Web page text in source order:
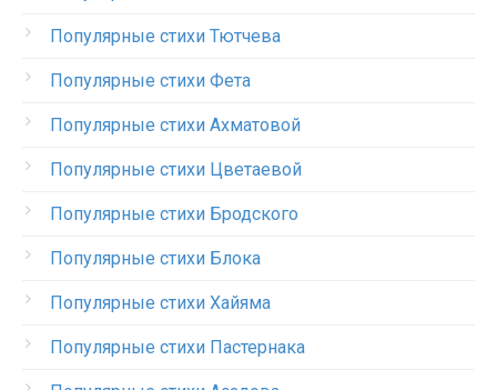
Популярные стихи Тютчева
Популярные стихи Фета
Популярные стихи Ахматовой
Популярные стихи Цветаевой
Популярные стихи Бродского
Популярные стихи Блока
Популярные стихи Хайяма
Популярные стихи Пастернака